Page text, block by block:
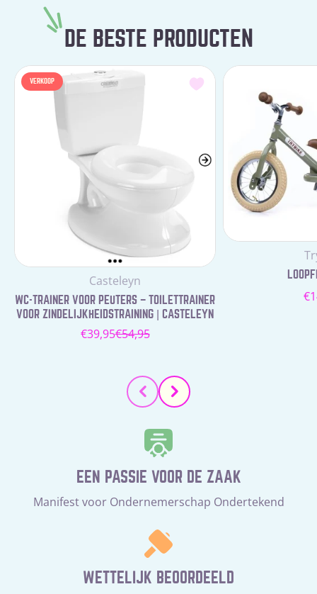
DE BESTE PRODUCTEN
VERKOOP
Leverancier:
Casteleyn
WC-TRAINER VOOR PEUTERS – TOILETTRAINER
VOOR ZINDELIJKHEIDSTRAINING | CASTELEYN
Verkoopprijs
€39,95Normale
€54,95
EEN PASSIE VOOR DE ZAAK
Manifest voor Ondernemerschap Ondertekend
WETTELIJK BEOORDEELD